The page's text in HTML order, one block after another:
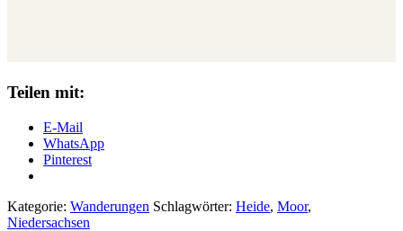
Teilen mit:
E-Mail
WhatsApp
Pinterest
Kategorie: Wanderungen Schlagwörter: Heide, Moor,
Niedersachsen